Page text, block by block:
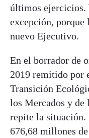
últimos ejercicios.
excepción, porque
nuevo Ejecutivo.
En el borrador de
2019 remitido por
Transición
los Mercados y de
repite la situación.
676,68 millones